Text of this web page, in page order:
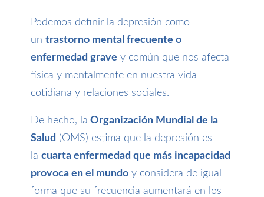
Podemos definir la depresión como
untrastorno mental frecuente o
enfermedad grave y común que nos afecta
física y mentalmente en nuestra vida
cotidiana y relaciones sociales.
De hecho, la Organización Mundial de la
Salud (OMS) estima que la depresión es
la cuarta enfermedad que más incapacidad
provoca en el mundo y considera de igual
forma que su frecuencia aumentará en los